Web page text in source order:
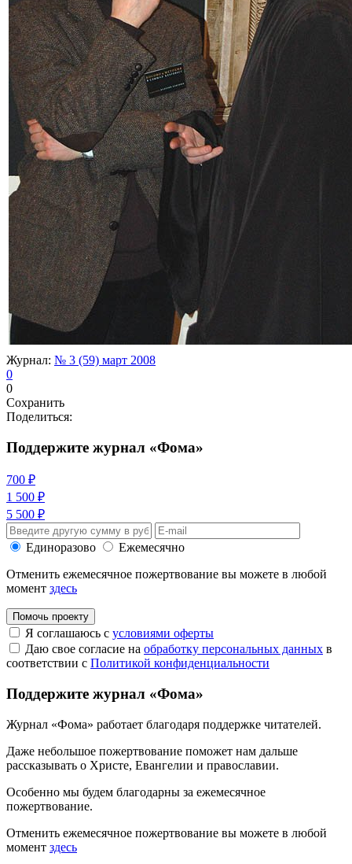
Журнал: № 3 (59) март 2008
0
0
Сохранить
Поделиться:
Поддержите журнал «Фома»
700 ₽
1 500 ₽
5 500 ₽
Единоразово
Ежемесячно
Отменить ежемесячное пожертвование вы можете в любой
момент здесь
Помочь проекту
Я соглашаюсь с условиями оферты
Даю свое согласие на обработку персональных данных в
соответствии с Политикой конфиденциальности
Поддержите журнал «Фома»
Журнал «Фома» работает благодаря поддержке читателей.
Даже небольшое пожертвование поможет нам дальше
рассказывать о Христе, Евангелии и православии.
Особенно мы будем благодарны за ежемесячное
пожертвование.
Отменить ежемесячное пожертвование вы можете в любой
момент здесь